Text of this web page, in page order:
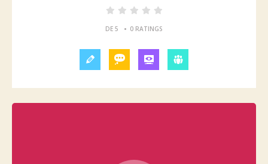
DE 5 • 0 RATINGS